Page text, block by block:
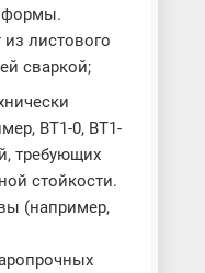
формы.
листового
сваркой;
ВТ1-0, ВТ1-
требующих
стойкости.
(например,